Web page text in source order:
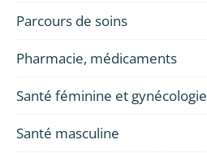
Parcours de soins
Pharmacie, médicaments
Santé féminine et gynécologie
Santé masculine